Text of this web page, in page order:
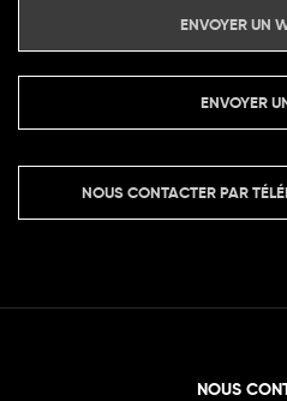
ENVOYER UN
ENVOYER
NOUS CONTACTER PAR
NOUS